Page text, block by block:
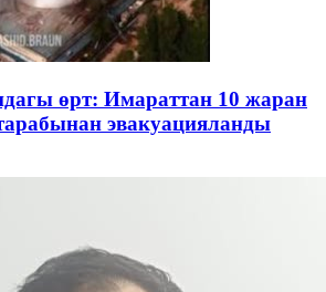
өрт: Имараттан 10 жаран
эвакуацияланды